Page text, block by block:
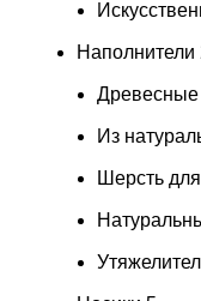
Наполнители
Древесные
Из
Шерсть